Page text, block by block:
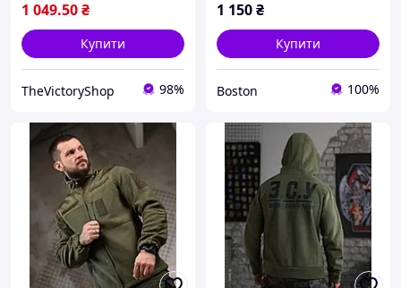
1 049.50₴
Купити
TheVictoryShop 98%
олива _M2_zx8c
1 150₴
Купити
Boston 100%